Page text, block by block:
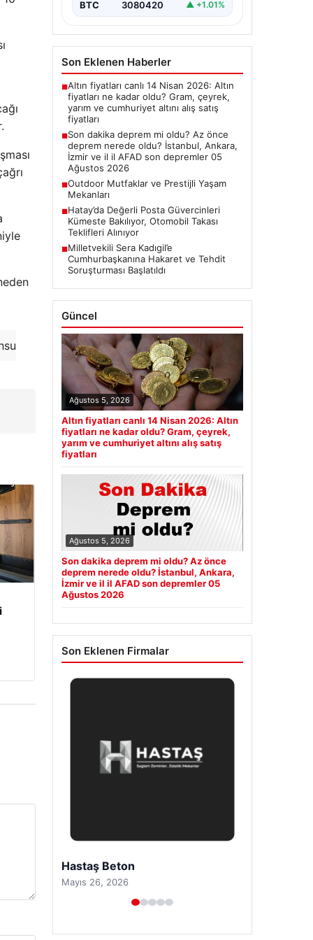
Değerlendirmeler”, “content”: “
BTC 3080420 ▲ +1.01%
Son Eklenen Haberler
■Altın fiyatları canlı 14 Nisan 2026: Altın
fiyatları ne kadar oldu? Gram, çeyrek,
yarım ve cumhuriyet altını alış satış
fiyatları
■Son dakika deprem mi oldu? Az önce
deprem nerede oldu? İstanbul, Ankara,
İzmir ve il il AFAD son depremler 05
Ağustos 2026
■Outdoor Mutfaklar ve Prestijli Yaşam
Mekanları
■Hatay’da Değerli Posta Güvercinleri
Kümeste Bakılıyor, Otomobil Takası
Teklifleri Alınıyor
■Milletvekili Sera Kadıgil’e
Cumhurbaşkanına Hakaret ve Tehdit
Soruşturması Başlatıldı
Güncel
Ağustos 5, 2026
Altın fiyatları canlı 14 Nisan 2026: Altın
fiyatları ne kadar oldu? Gram, çeyrek,
yarım ve cumhuriyet altını alış satış
fiyatları
Ağustos 5, 2026
Son dakika deprem mi oldu? Az önce
deprem nerede oldu? İstanbul, Ankara,
İzmir ve il il AFAD son depremler 05
Ağustos 2026
Son Eklenen Firmalar
Prenses Night Club
Nisan 29, 2026